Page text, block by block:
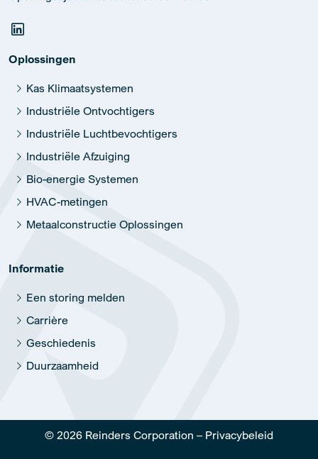
Oplossingen
Kas Klimaatsystemen
Industriële Ontvochtigers
Industriële Luchtbevochtigers
Industriële Afzuiging
Bio-energie Systemen
HVAC-metingen
Metaalconstructie Oplossingen
Informatie
Een storing melden
Carrière
Geschiedenis
Duurzaamheid
© 2026 Reinders Corporation – Privacybeleid